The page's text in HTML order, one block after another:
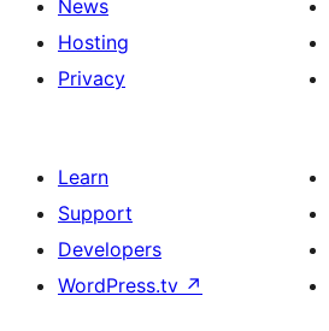
News
Hosting
Privacy
Learn
Support
Developers
WordPress.tv ↗